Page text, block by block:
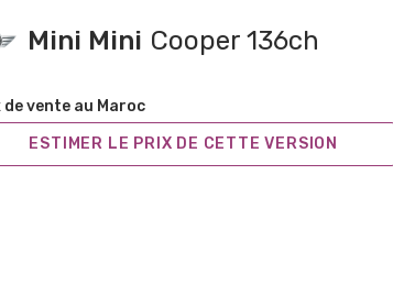
Mini Mini Cooper 136ch
de vente au Maroc
ESTIMER LE PRIX DE CETTE VERSION